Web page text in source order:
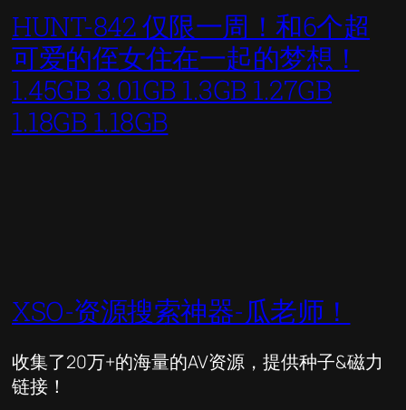
HUNT-842 仅限一周！和6个超
可爱的侄女住在一起的梦想！
1.45GB 3.01GB 1.3GB 1.27GB
1.18GB 1.18GB
XSO-资源搜索神器-瓜老师！
收集了20万+的海量的AV资源，提供种子&磁力
链接！